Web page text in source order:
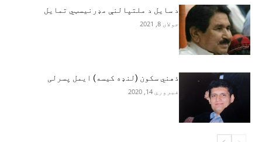
د سایل د ملتپالنې مډرنیسټي تمایل
جولای 8, 2021
ذهني سکون (لنډه کیسه) ایمل پسرلی
فبروري 14, 2020